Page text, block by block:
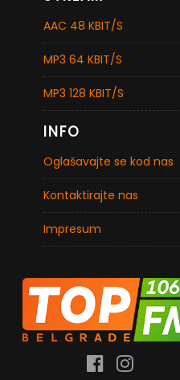
AAC 48 KBIT/S
MP3 64 KBIT/S
MP3 128 KBIT/S
INFO
Oglašavajte se kod nas
Kontaktirajte nas
Impresum